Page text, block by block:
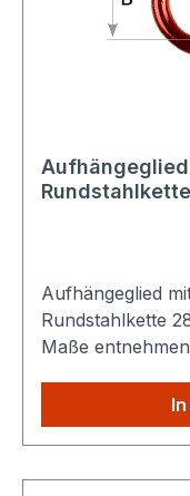
Aufhängeglied
Rundstahlkette 28 mm Güteklasse
Maße
viele Produkte
Sie zahlen nur